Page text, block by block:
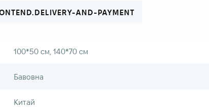
AND-PAYMENT
100*50 см, 140*70 см
Бавовна
Китай